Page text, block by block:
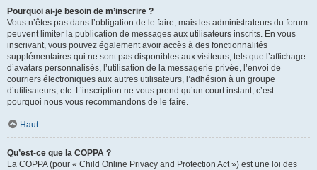
Pourquoi ai-je besoin de m’inscrire ?
Vous n’êtes pas dans l’obligation de le faire, mais les administrateurs du forum
peuvent limiter la publication de messages aux utilisateurs inscrits. En vous
inscrivant, vous pouvez également avoir accès à des fonctionnalités
supplémentaires qui ne sont pas disponibles aux visiteurs, tels que l’affichage
d’avatars personnalisés, l’utilisation de la messagerie privée, l’envoi de
courriers électroniques aux autres utilisateurs, l’adhésion à un groupe
d’utilisateurs, etc. L’inscription ne vous prend qu’un court instant, c’est
pourquoi nous vous recommandons de le faire.
Haut
Qu’est-ce que la COPPA ?
La COPPA (pour « Child Online Privacy and Protection Act ») est une loi des